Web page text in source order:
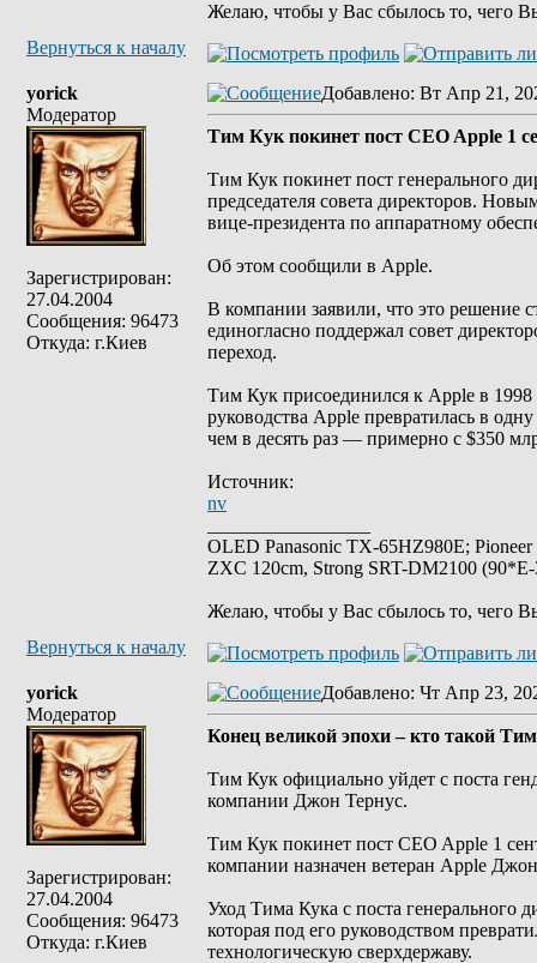
Желаю, чтобы у Вас сбылось то, чего
Вернуться к началу
yorick
Модератор
Зарегистрирован:
27.04.2004
Сообщения: 96473
Откуда: г.Киев
Добавлено: Вт Апр 21,
Тим Кук покинет пост CEO Apple 1
Тим Кук покинет пост генерального
председателя совета директоров.
вице-президента по аппаратному
Об этом сообщили в Apple.
В компании заявили, что это решение
единогласно поддержал совет
переход.
Тим Кук присоединился к Apple в 1998
руководства Apple превратилась в
чем в десять раз — примерно с $350
Источник:
nv
OLED Panasonic TX-65HZ980E;
ZXC 120cm, Strong SRT-DM2100
Желаю, чтобы у Вас сбылось то, чего
Вернуться к началу
yorick
Модератор
Зарегистрирован:
27.04.2004
Сообщения: 96473
Откуда: г.Киев
Добавлено: Чт Апр 23,
Конец великой эпохи – кто такой
Тим Кук официально уйдет с поста
компании Джон Тернус.
Тим Кук покинет пост CEO Apple 1
компании назначен ветеран Apple
Уход Тима Кука с поста генерального
которая под его руководством
технологическую сверхдержаву.